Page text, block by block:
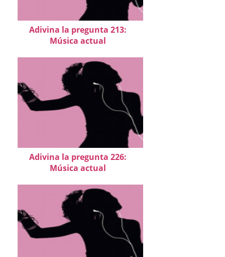
Adivina la pregunta 213:
Música actual
Adivina la pregunta 226:
Música actual